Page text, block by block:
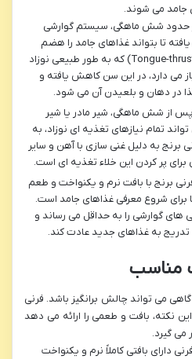
جامد می شوند.
حدود شش ماهگی، سیستم گوارشی
یافته تا بتواند غذاهای جامد را هضم
کند. رفلاکس زبان (Tongue-thrust reflex) که به طور طبیعی نوزاد
باز می دارد، در این سن کاهش یافته و
در دهان و بلعیدن آن می شود.
پس از شش ماهگی، شیر مادر یا شیر
تمام نیازهای تغذیه ای نوزاد، به
برنج به دلیل غنی سازی با آهن و سایر
پر کردن این خلاء تغذیه ای است.
برنج با بافت نرم و یکنواخت و طعم
برای شروع معرفی غذاهای جامد است.
های گوارشی را به حداقل می رساند و
تدریج به غذاهای جدید عادت کند.
مناسب
می تواند چالش برانگیز باشد. فرنی
این نکته، بافت و طعمی را ارائه می دهد
می گیرد.
دارای بافتی کاملاً نرم و یکنواخت